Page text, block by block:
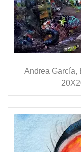
Andrea García,